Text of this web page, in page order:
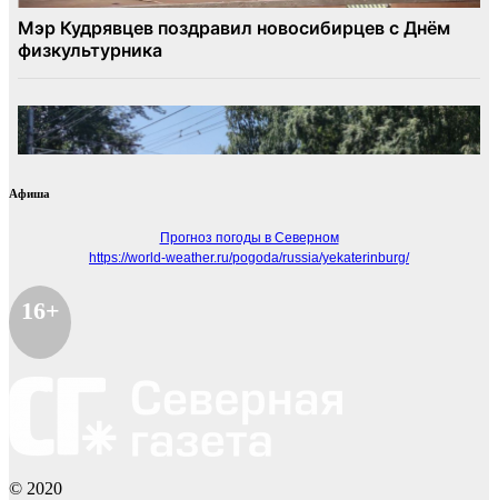
Афиша
Прогноз погоды в Северном
https://world-weather.ru/pogoda/russia/yekaterinburg/
16+
© 2020